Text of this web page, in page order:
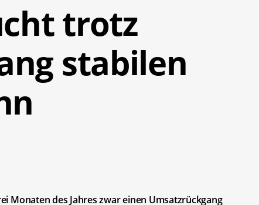
trotz
stabilen
Monaten des Jahres zwar einen Umsatzrückgang